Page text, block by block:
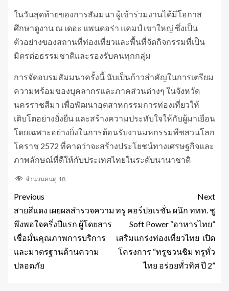
ในวันสุดท้ายของการสัมมนา ผู้เข้าร่วมงานได้มีโอกาส
ศึกษาดูงาน ณ เดอะ แพนดอร่า แคมป์ เขาใหญ่ ซึ่งเป็น
ตัวอย่างของสถานที่ท่องเที่ยวและพื้นที่จัดกิจกรรมที่เป็น
มิตรต่อธรรมชาติและรองรับคนทุกกลุ่ม
การจัดอบรมสัมมนาครั้งนี้ นับเป็นก้าวสำคัญในการเตรียม
ความพร้อมของบุคลากรและภาคส่วนต่างๆ ในจังหวัด
นครราชสีมา เพื่อพัฒนาอุตสาหกรรมการท่องเที่ยวให้
เติบโตอย่างยั่งยืน และสร้างความประทับใจให้กับผู้มาเยือน
โดยเฉพาะอย่างยิ่งในการต้อนรับงานมหกรรมพืชสวนโลก
โคราช 2572 ที่คาดว่าจะสร้างประโยชน์ทางเศรษฐกิจและ
ภาพลักษณ์ที่ดีให้กับประเทศไทยในระดับนานาชาติ
จำนวนคนดู 18
Previous
สายสีแดง เผยผลสำรวจความ
พึงพอใจครึ่งปีแรก ผู้โดยสาร
เชื่อมั่นคุณภาพการบริการ
และมาตรฐานด้านความ
ปลอดภัย
Next
ทรู คอร์ปอเรชั่น ผนึก ททท. ชู
Soft Power “อาหารไทย”
เสริมแกร่งท่องเที่ยวไทย เปิด
โครงการ “ทรูชวนชิม ทรูทั่ว
ไทย อร่อยทั่วทิศ ปี 2”